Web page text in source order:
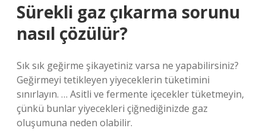
Sürekli gaz çıkarma sorunu
nasıl çözülür?
Sık sık geğirme şikayetiniz varsa ne yapabilirsiniz?
Geğirmeyi tetikleyen yiyeceklerin tüketimini
sınırlayın. … Asitli ve fermente içecekler tüketmeyin,
çünkü bunlar yiyecekleri çiğnediğinizde gaz
oluşumuna neden olabilir.